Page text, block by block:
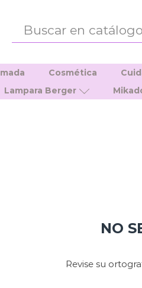
Cosmética
Lampara Berger
NO
Revise su